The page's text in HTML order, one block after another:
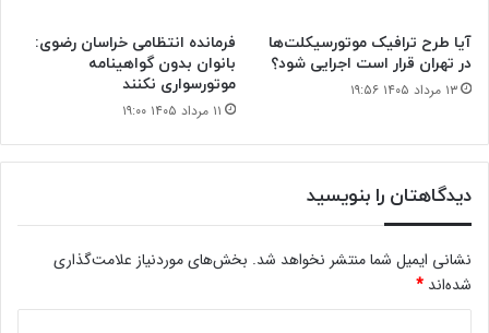
آیا طرح ترافیک موتورسیکلت‌ها
در تهران قرار است اجرایی شود؟
۱۳ مرداد ۱۴۰۵ ۱۹:۵۶
فرمانده انتظامی خراسان رضوی:
بانوان بدون گواهینامه
موتورسواری نکنند
۱۱ مرداد ۱۴۰۵ ۱۹:۰۰
دیدگاهتان را بنویسید
نشانی ایمیل شما منتشر نخواهد شد. بخش‌های موردنیاز علامت‌گذاری
شده‌اند *